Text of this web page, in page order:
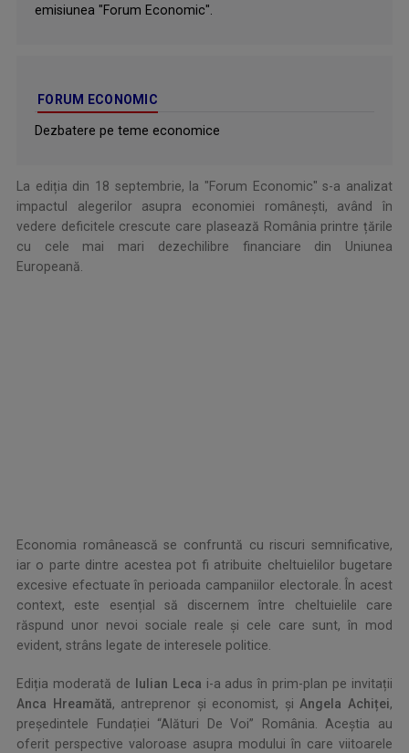
emisiunea "Forum Economic".
FORUM ECONOMIC
Dezbatere pe teme economice
La ediția din 18 septembrie, la "Forum Economic" s-a analizat
impactul alegerilor asupra economiei românești, având în
vedere deficitele crescute care plasează România printre țările
cu cele mai mari dezechilibre financiare din Uniunea
Europeană.
Economia românească se confruntă cu riscuri semnificative,
iar o parte dintre acestea pot fi atribuite cheltuielilor bugetare
excesive efectuate în perioada campaniilor electorale. În acest
context, este esențial să discernem între cheltuielile care
răspund unor nevoi sociale reale și cele care sunt, în mod
evident, strâns legate de interesele politice.
Ediția moderată de Iulian Leca i-a adus în prim-plan pe invitații
Anca Hreamătă, antreprenor și economist, șiAngela Achiței,
președintele Fundației “Alături De Voi” România. Aceștia au
oferit perspective valoroase asupra modului în care viitoarele